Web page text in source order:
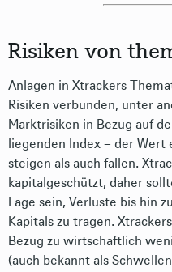
Risiken von
Anlagen in Xtrackers
Risiken verbunden, unter
Marktrisiken in Bezug auf
liegenden Index – der Wert
steigen als auch fallen.
kapitalgeschützt, daher
Lage sein, Verluste bis hin
Kapitals zu tragen.
Bezug zu wirtschaftlich
(auch bekannt als